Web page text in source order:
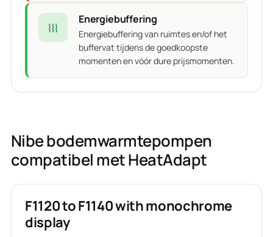
Energiebuffering
Energiebuffering van ruimtes en/of het
buffervat tijdens de goedkoopste
momenten en vóór dure prijsmomenten.
Nibe bodemwarmtepompen
compatibel met HeatAdapt
F1120 to F1140 with monochrome
display